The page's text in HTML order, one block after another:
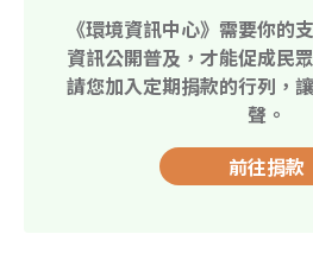
《環境資訊中心》需要你的
資訊公開普及，才能促成民
請您加入定期捐款的行列，
聲。
前往捐款